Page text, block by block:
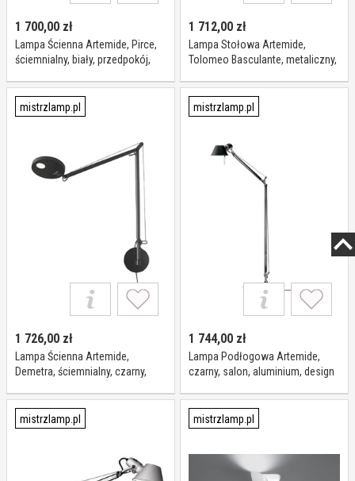
1 700,00 zł
Lampa Ścienna Artemide, Pirce,
ściemnialny, biały, przedpokój,
1 712,00 zł
Lampa Stołowa Artemide,
Tolomeo Basculante, metaliczny,
mistrzlamp.pl
1 726,00 zł
Lampa Ścienna Artemide,
Demetra, ściemnialny, czarny,
mistrzlamp.pl
1 744,00 zł
Lampa Podłogowa Artemide,
czarny, salon, aluminium, design
mistrzlamp.pl mistrzlamp.pl